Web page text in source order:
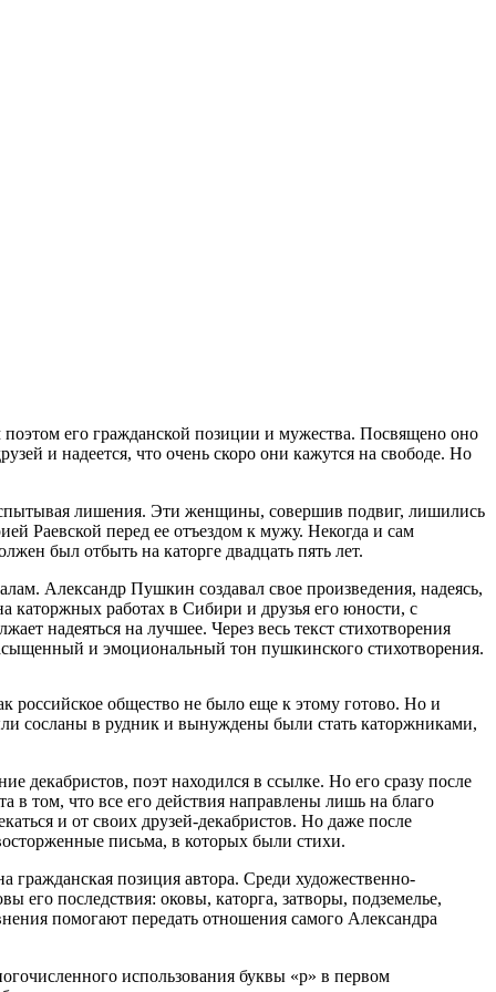
его гражданской позиции и мужества. Посвящено оно
и надеется, что очень скоро они кажутся на свободе. Но
лишения. Эти женщины, совершив подвиг, лишились
Раевской перед ее отъездом к мужу. Некогда и сам
был отбыть на каторге двадцать пять лет.
Александр Пушкин создавал свое произведения, надеясь,
каторжных работах в Сибири и друзья его юности, с
надеяться на лучшее. Через весь текст стихотворения
и эмоциональный тон пушкинского стихотворения.
российское общество не было еще к этому готово. Но и
сосланы в рудник и вынуждены были стать каторжниками,
декабристов, поэт находился в ссылке. Но его сразу после
в том, что все его действия направлены лишь на благо
и от своих друзей-декабристов. Но даже после
письма, в которых были стихи.
позиция автора. Среди художественно-
его последствия: оковы, каторга, затворы, подземелье,
помогают передать отношения самого Александра
использования буквы «р» в первом